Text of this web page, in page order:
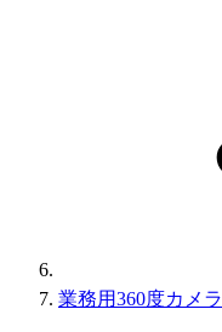
業務用360度カメラ